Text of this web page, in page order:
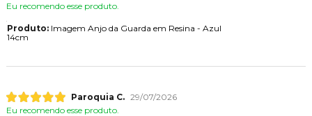
Eu recomendo esse produto.
Produto:Imagem Anjo da Guarda em Resina - Azul
14cm
Paroquia C. 29/07/2026
Eu recomendo esse produto.